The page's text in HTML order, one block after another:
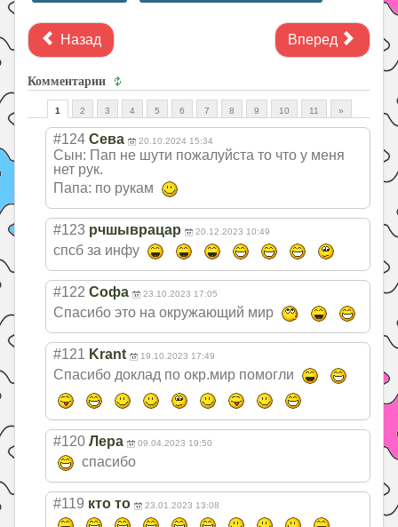
Назад Вперед
Комментарии
1 2 3 4 5 6 7 8 9 10 11 »
#124 Сева 20.10.2024 15:34
Сын: Пап не шути пожалуйста то что у меня
нет рук.
Папа: по рукам
#123 рчшыврацар 20.12.2023 10:49
спсб за инфу
#122 Софа 23.10.2023 17:05
Спасибо это на окружающий мир
#121 Krant 19.10.2023 17:49
Спасибо доклад по окр.мир помогли
#120 Лера 09.04.2023 19:50
спасибо
#119 кто то 23.01.2023 13:08